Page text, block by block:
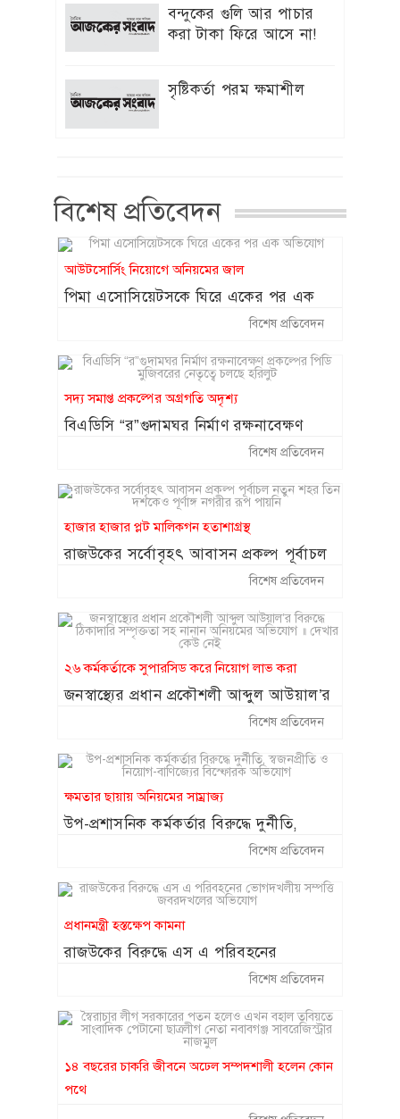
হাজারো প্রাণের আত্মত্যাগ বৃথা যায়নি:
প্রধানমন্ত্রী
১১
সদ্য সমাপ্ত প্রকল্পের অগ্রগতি অদৃশ্য
বিএডিসি “র”গুদামঘর নির্মাণ রক্ষনাবেক্ষণ
প্রকল্পের পিডি মুজিবরের নেতৃত্বে চলছে
১২
শাকিবের অনুরোধে সিনেমায় ফিরতে রাজি
ববিতা
১৩
ফেসবুক-টিকটক ব্যবহার না করার শর্তে
সন্তান ফিরে পেলেন কিশোরী
কক্সবাজারে ঝুঁকিপূর্ণ প্যারাসেলিং বন্ধে
১৫
২০ আগস্ট থেকে শুরু হচ্ছে চট্টগ্রাম
বোর্ডের স্থগিত হওয়া এইচএসসি পরীক্ষা
বন্দুকের গুলি আর পাচার
করা টাকা ফিরে আসে না!
সৃষ্টিকর্তা পরম ক্ষমাশীল
বিশেষ প্রতিবেদন
আউটসোর্সিং নিয়োগে অনিয়মের জাল
পিমা এসোসিয়েটসকে ঘিরে একের পর এক
বিশেষ প্রতিবেদন
সদ্য সমাপ্ত প্রকল্পের অগ্রগতি অদৃশ্য
বিএডিসি “র”গুদামঘর নির্মাণ রক্ষনাবেক্ষণ
প্রকল্পের পিডি মুজিবরের নেতৃত্বে চলছে হরিলুট
বিশেষ প্রতিবেদন
হাজার হাজার প্লট মালিকগন হতাশাগ্রস্থ
রাজউকের সর্বোবৃহৎ আবাসন প্রকল্প পূর্বাচল
নতুন শহর তিন দশকেও পূর্ণাঙ্গ নগরীর রূপ
বিশেষ প্রতিবেদন
২৬ কর্মকর্তাকে সুপারসিড করে নিয়োগ লাভ করা
জনস্বাস্থ্যের প্রধান প্রকৌশলী আব্দুল আউয়াল’র
বিরুদ্ধে ঠিকাদারি সম্পৃক্ততা সহ নানানবিশেষ প্রতিবেদন
ক্ষমতার ছায়ায় অনিয়মের সাম্রাজ্য
উপ-প্রশাসনিক কর্মকর্তার বিরুদ্ধে দুর্নীতি,
স্বজনপ্রীতি ও নিয়োগ-বাণিজ্যের বিস্ফোরক
বিশেষ প্রতিবেদন
প্রধানমন্ত্রী হস্তক্ষেপ কামনা
রাজউকের বিরুদ্ধে এস এ পরিবহনের
ভোগদখলীয় সম্পত্তি জবরদখলের অভিযোগ
বিশেষ প্রতিবেদন
১৪ বছরের চাকরি জীবনে অঢেল সম্পদশালী হলেন কোন
পথে